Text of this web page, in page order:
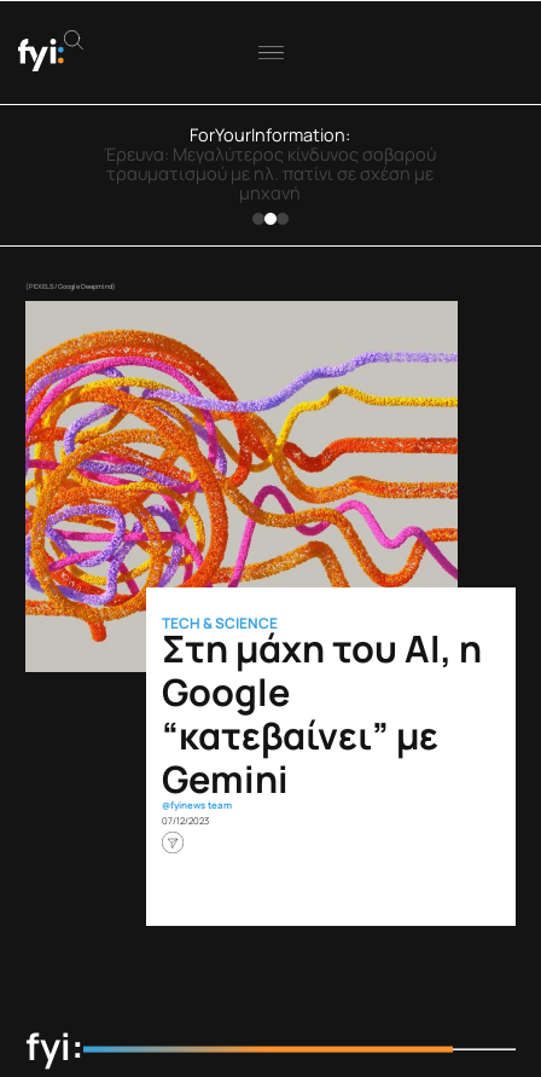
ForYourInformation:
ΟΟΣΑ: Στην Ελλάδα η μεγαλύτερη πτώση
πραγματικού εισοδήματος
(PEXELS/ Google Deepmind)
TECH & SCIENCE
Στη μάχη του AI, η
Google
“κατεβαίνει” με
Gemini
@fyinews team
07/12/2023
fyi: